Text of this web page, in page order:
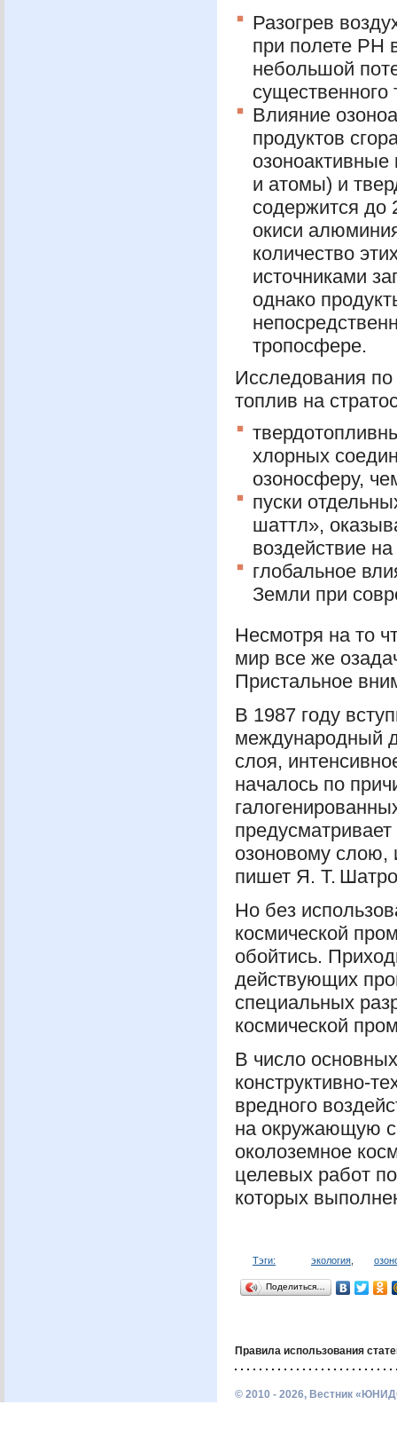
Разогрев
при полете PH
небольшой
существенного
Влияние
продуктов
и атомы) и
содержится до
окиси
количество
источниками
однако
тропосфере.
Исследования по
топлив на
хлорных
озоносферу,
пуски
шаттл»,
воздействие
глобальное
Земли при
Несмотря на то
мир все же
Пристальное
В 1987 году
международный
слоя,
началось по
озоновому слою,
пишет Я. Т.
Но без
космической
обойтись.
действующих
специальных
космической
В число
конструктивно-
вредного
на окружающую
околоземное
целевых работ
которых
Тэги: экология
Поделиться…
Правила использования
© 2010 - 2026, Вестник